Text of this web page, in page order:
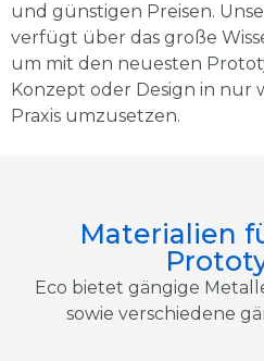
und günstigen Preisen.
verfügt über das große
um mit den neuesten
Konzept oder Design in nur
Praxis umzusetzen.
Materialien
Eco bietet gängige
sowie verschiedene